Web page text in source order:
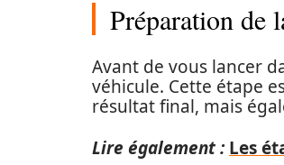
Préparation de
Avant de vous lancer
véhicule. Cette étape
résultat final, mais
Lire également : Les